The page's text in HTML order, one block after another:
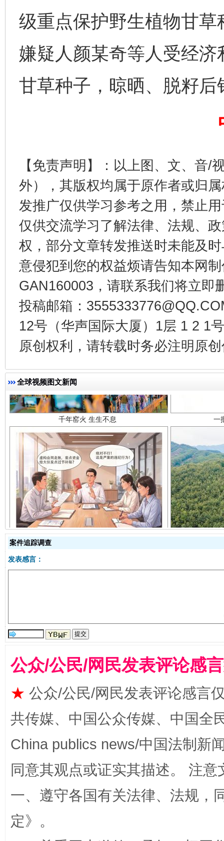
级重点保护野生植物甘
嫌疑人颜某奇等人受经
甘草种子，晾晒、脱籽后
【免责声明】：以上图、文、音/
外），其版权均属于原作者或归
发推广仅供学习参考之用，禁止
仅供交流学习了解法律、法规、
权，部分文章转发推送时未能及
意侵犯到您的权益烦请告知本网
GAN160003，请联系我们将立即
投稿邮箱：
12号（华声国际大厦）1层 1 2 1
原创权利，请转载时务必注明原
全球视频图文新闻
完善运行机制助力责任有效落实 一纸欠
东山县通报“牛蛙产品抗生素超标问题” 法
揭开“小金库”的免责幌子
受贿1.44亿！段成刚被判无期 从幼
案件追踪调查
发表感言：
公众/公民/网民发表评论感
★ 公众/公民/网民发表评论感言
共传媒、中国公众传媒、中国全
China publics news/中国法制新
同意其观点或证实其描述。 注
一、遵守各国有关法律、法规，
定》。